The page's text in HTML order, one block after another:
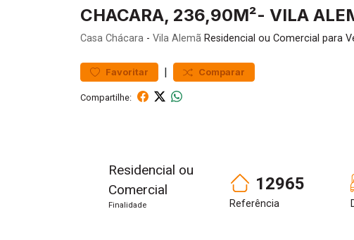
CHACARA, 236,90M²- VILA
Casa Chácara - Vila Alemã Residencial ou Comercial para
Favoritar | Comparar
Compartilhe:
Residencial ou
Comercial
Finalidade
12965
Referência